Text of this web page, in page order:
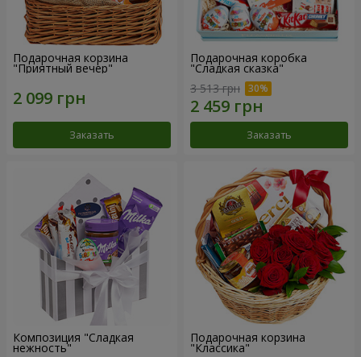
Подарочная корзина
"Приятный вечер"
Заказать
Подарочная коробка
"Сладкая сказка"
3 513 грн
Заказать
Композиция "Сладкая
нежность"
Подарочная корзина
"Классика"